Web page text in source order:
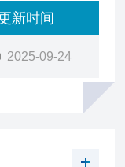
新时间
2025-09-24